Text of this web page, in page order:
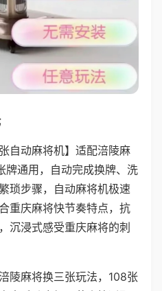
自动麻将机】适配涪陵麻
牌通用，自动完成换牌、洗
琐步骤，自动麻将机极速
重庆麻将快节奏特点，抗
沉浸式感受重庆麻将的刺
陵麻将换三张玩法，108张